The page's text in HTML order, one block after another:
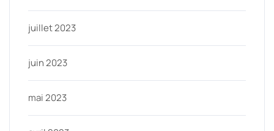
juillet 2023
juin 2023
mai 2023